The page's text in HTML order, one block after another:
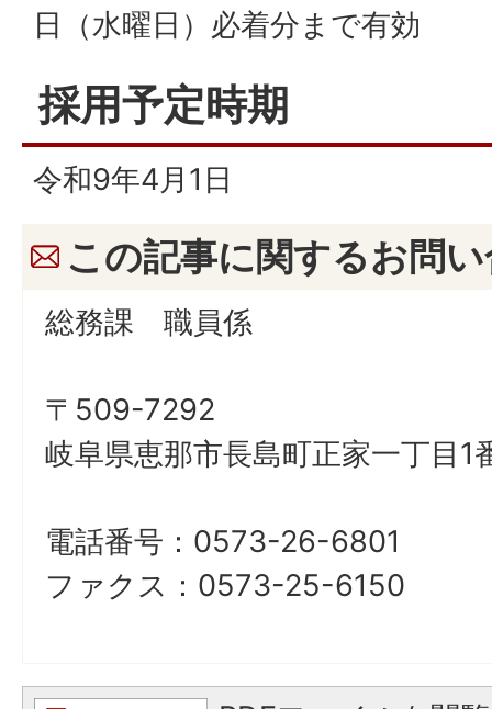
日（水曜日）必着分まで有効
採用予定時期
令和9年4月1日
この記事に関するお問
総務課 職員係
〒509-7292
岐阜県恵那市長島町正家一丁目
電話番号：0573-26-6801
ファクス：0573-25-6150